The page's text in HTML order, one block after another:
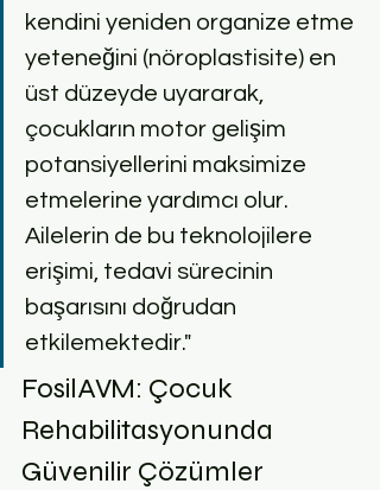
kendini yeniden organize etme
yeteneğini (nöroplastisite) en
üst düzeyde uyararak,
çocukların motor gelişim
potansiyellerini maksimize
etmelerine yardımcı olur.
Ailelerin de bu teknolojilere
erişimi, tedavi sürecinin
başarısını doğrudan
etkilemektedir."
FosilAVM: Çocuk
Rehabilitasyonunda
Güvenilir Çözümler